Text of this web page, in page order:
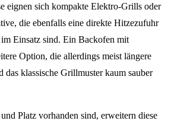
eignen sich kompakte Elektro-Grills oder
die ebenfalls eine direkte Hitzezufuhr
Einsatz sind. Ein Backofen mit
Option, die allerdings meist längere
das klassische Grillmuster kaum sauber
Platz vorhanden sind, erweitern diese